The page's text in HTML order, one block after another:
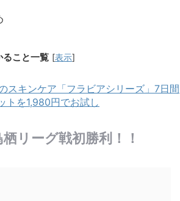
ること一覧 [表示]
スキンケア「フラビアシリーズ」7日間
トを1,980円でお試し
リーグ戦初勝利！！